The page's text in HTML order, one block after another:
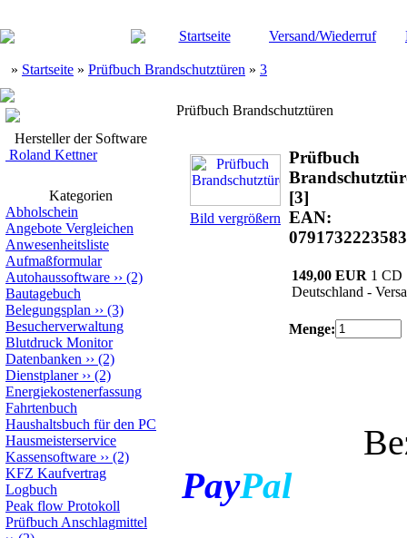
Startseite Versand/Wiederruf
» Startseite » Prüfbuch Brandschutztüren » 3
Hersteller der Software
Roland Kettner
Kategorien
Abholschein
Angebote Vergleichen
Anwesenheitsliste
Aufmaßformular
Autohaussoftware ›› (2)
Bautagebuch
Belegungsplan ›› (3)
Besucherverwaltung
Blutdruck Monitor
Datenbanken ›› (2)
Dienstplaner›› (2)
Energiekostenerfassung
Fahrtenbuch
Haushaltsbuch für den PC
Hausmeisterservice
Kassensoftware ›› (2)
KFZ Kaufvertrag
Logbuch
Peak flow Protokoll
Prüfbuch Anschlagmittel
Prüfbuch Brandschutztüren
Bild vergrößern
Prüfbuch
[3]
EAN:
0791732223583
149,00 EUR 1 CD
Deutschland -
Menge:
PayPal